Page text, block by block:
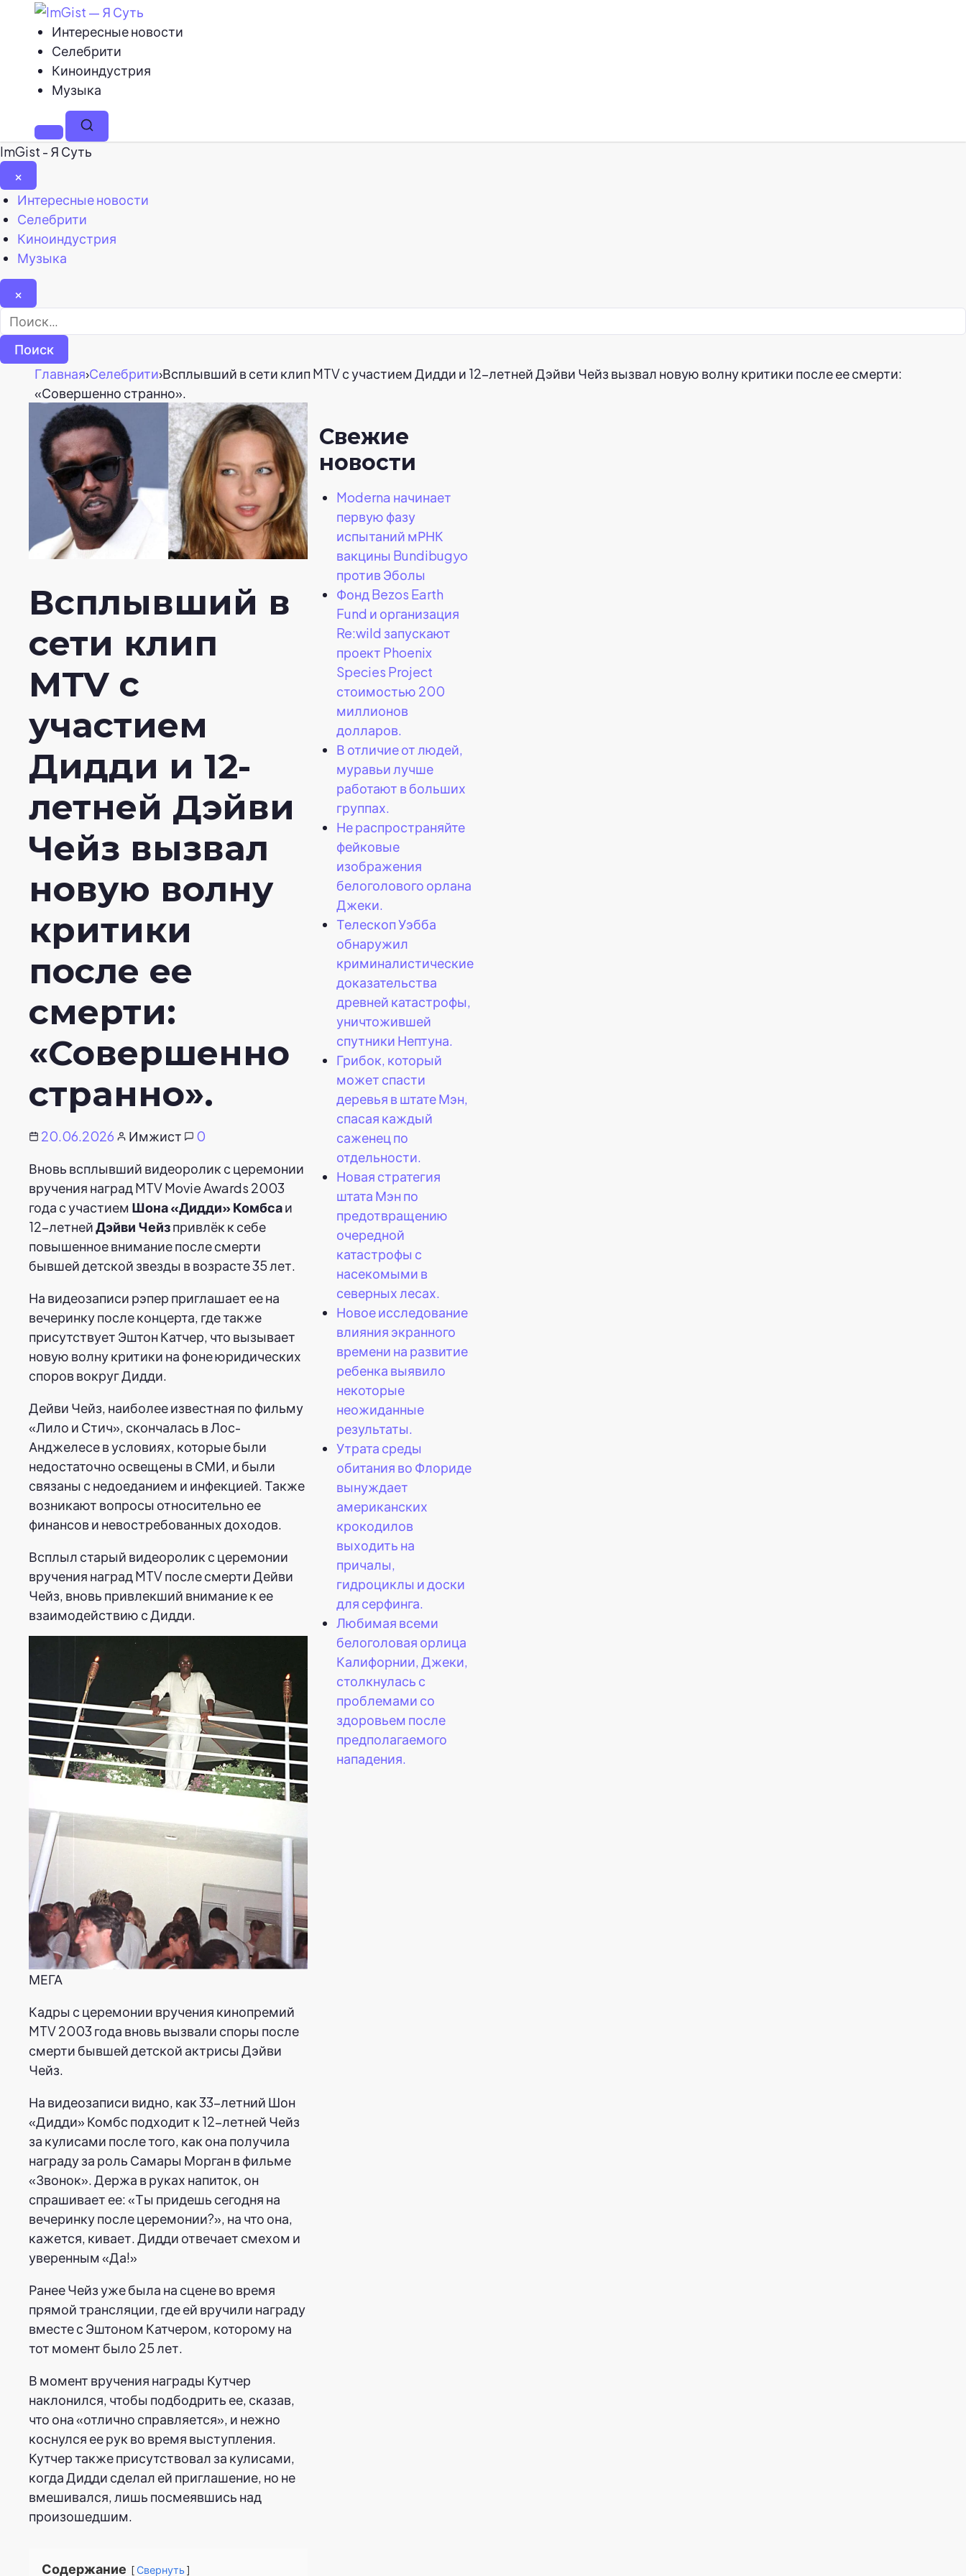
Интересные новости
Селебрити
Киноиндустрия
Музыка
МенюПоиск
ImGist - Я Суть
×
Закрыть
меню
Интересные новости
Селебрити
Киноиндустрия
Музыка
×
Найти:
Главная›Селебрити›Всплывший в сети клип MTV с участием Дидди и 12-летней Дэйви Чейз вызвал новую волну критики после ее смерти:
«Совершенно странно».
Всплывший в
сети клип
MTV с
участием
Дидди и 12-
летней Дэйви
Чейз вызвал
новую волну
критики
после ее
смерти:
«Совершенно
странно».
20.06.2026 Имжист
0
Вновь всплывший видеоролик с церемонии
вручения наград MTV Movie Awards 2003
года с участием Шона «Дидди» Комбсаи
12-летнейДэйви Чейзпривлёк к себе
повышенное внимание после смерти
бывшей детской звезды в возрасте 35 лет.
На видеозаписи рэпер приглашает ее на
вечеринку после концерта, где также
присутствует Эштон Катчер, что вызывает
новую волну критики на фоне юридических
споров вокруг Дидди.
Дейви Чейз, наиболее известная по фильму
«Лило и Стич», скончалась в Лос-
Анджелесе в условиях, которые были
недостаточно освещены в СМИ, и были
связаны с недоеданием и инфекцией. Также
возникают вопросы относительно ее
финансов и невостребованных доходов.
Всплыл старый видеоролик с церемонии
вручения наград MTV после смерти Дейви
Чейз, вновь привлекший внимание к ее
взаимодействию с Дидди.
МЕГА
Кадры с церемонии вручения кинопремий
MTV 2003 года вновь вызвали споры после
смерти бывшей детской актрисы Дэйви
Чейз.
На видеозаписи видно, как 33-летний Шон
«Дидди» Комбс подходит к 12-летней Чейз
за кулисами после того, как она получила
награду за роль Самары Морган в фильме
«Звонок». Держа в руках напиток, он
спрашивает ее: «Ты придешь сегодня на
вечеринку после церемонии?», на что она,
кажется, кивает. Дидди отвечает смехом и
уверенным «Да!»
Ранее Чейз уже была на сцене во время
прямой трансляции, где ей вручили награду
вместе с Эштоном Катчером, которому на
тот момент было 25 лет.
В момент вручения награды Кутчер
наклонился, чтобы подбодрить ее, сказав,
что она «отлично справляется», и нежно
коснулся ее рук во время выступления.
Кутчер также присутствовал за кулисами,
когда Дидди сделал ей приглашение, но не
вмешивался, лишь посмеявшись над
произошедшим.
Содержание Свернуть
Свежие
новости
Moderna начинает
первую фазу
испытаний мРНК
вакцины Bundibugyo
против Эболы
Фонд Bezos Earth
Fund и организация
Re:wild запускают
проект Phoenix
Species Project
стоимостью 200
миллионов
долларов.
В отличие от людей,
муравьи лучше
работают в больших
группах.
Не распространяйте
фейковые
изображения
белоголового орлана
Джеки.
Телескоп Уэбба
обнаружил
криминалистические
доказательства
древней катастрофы,
уничтожившей
спутники Нептуна.
Грибок, который
может спасти
деревья в штате Мэн,
спасая каждый
саженец по
отдельности.
Новая стратегия
штата Мэн по
предотвращению
очередной
катастрофы с
насекомыми в
северных лесах.
Новое исследование
влияния экранного
времени на развитие
ребенка выявило
некоторые
неожиданные
результаты.
Утрата среды
обитания во Флориде
вынуждает
американских
крокодилов
выходить на
причалы,
гидроциклы и доски
для серфинга.
Любимая всеми
белоголовая орлица
Калифорнии, Джеки,
столкнулась с
проблемами со
здоровьем после
предполагаемого
нападения.